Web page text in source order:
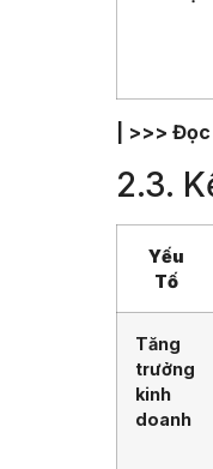
| >>>
2.3.
Yếu
Tố
Tăng
trưởng
kinh
doanh